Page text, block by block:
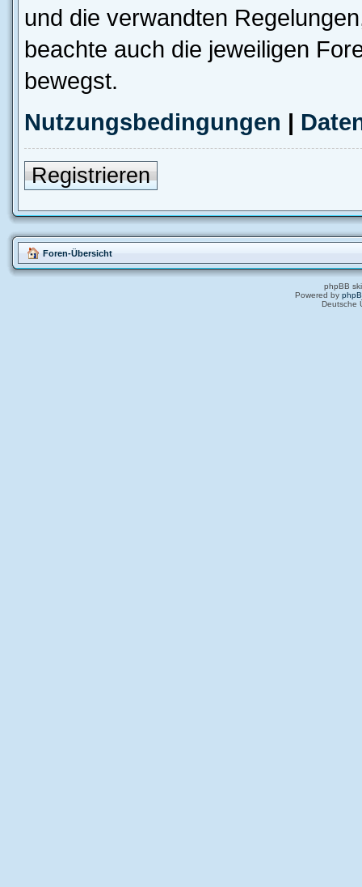
und die verwandten
beachte auch die jeweiligen
bewegst.
Nutzungsbedingungen |
Registrieren
Foren-Übersicht
phpBB
Powered by
Deutsche